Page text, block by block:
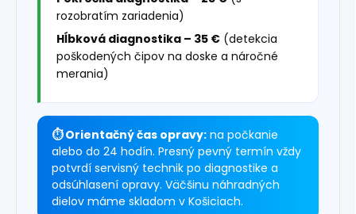
rozobratím zariadenia)
Hĺbková diagnostika – 35 € (detekcia
poškodených čipov na doske a náročné
merania)
⏱ Orientačný čas opravy: na počkanie
alebo do 24 hodín. Presný pevný termín vždy
potvrdí servisný technik po diagnostike a
odsúhlasení opravy. Väčšinu náhradných
dielov máme skladom v Košiciach.